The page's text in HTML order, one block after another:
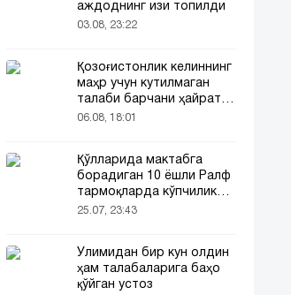
аждоднинг изи топилди
03.08, 23:22
Қозоғистонлик келиннинг
маҳр учун кутилмаган
талаби барчани ҳайратга
солди
06.08, 18:01
Қўлларида мактабга
борадиган 10 ёшли Ралф
тармоқларда кўпчиликни
таъсирлантирди
25.07, 23:43
Ўлимидан бир кун олдин
ҳам талабаларига баҳо
қўйган устоз